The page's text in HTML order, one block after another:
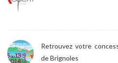
Retrouvez votre
de Brignoles